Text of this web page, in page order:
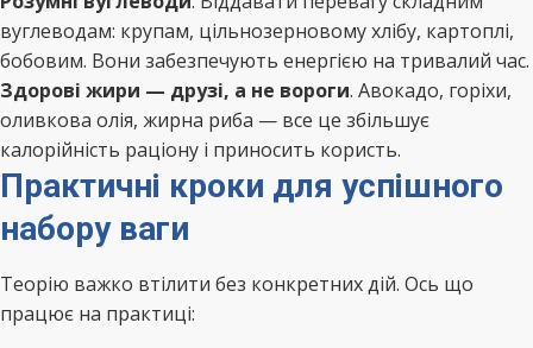
вуглеводам: крупам, цільнозерновому хлібу, картоплі,
бобовим. Вони забезпечують енергією на тривалий час.
Здорові жири — друзі, а не вороги. Авокадо, горіхи,
оливкова олія, жирна риба — все це збільшує
калорійність раціону і приносить користь.
Практичні кроки для успішного
набору ваги
Теорію важко втілити без конкретних дій. Ось що
працює на практиці: